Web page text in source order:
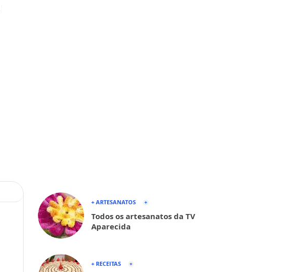
+ ARTESANATOS
Todos os artesanatos da TV
Aparecida
+ RECEITAS